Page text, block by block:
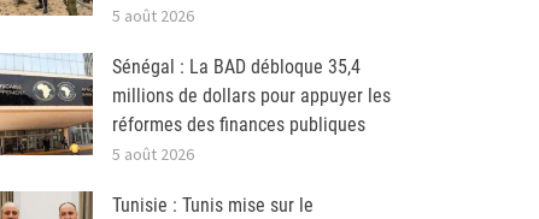
5 août 2026
Sénégal : La BAD débloque 35,4
millions de dollars pour appuyer les
réformes des finances publiques
5 août 2026
Tunisie : Tunis mise sur le